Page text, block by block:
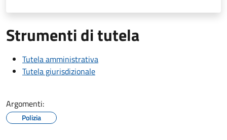
Strumenti di tutela
Tutela amministrativa
Tutela giurisdizionale
Argomenti:
Polizia